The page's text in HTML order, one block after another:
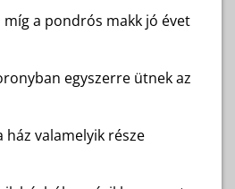
míg a pondrós makk jó évet
egyszerre ütnek az
ház valamelyik része